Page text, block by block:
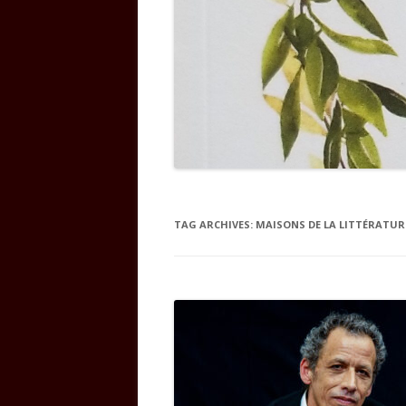
TAG ARCHIVES: MAISONS DE LA